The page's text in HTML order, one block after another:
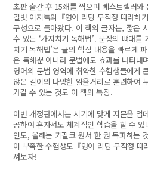
초판 출간 후 15쇄를 찍으며 베스트셀러와
길벗 이지톡의『영어 리딩 무작정 따라하
구성으로 돌아왔다. 이 책의 골자는, 짧은
수 있는 ‘가지치기 독해법’. 문장의 뼈대를
치기 독해법’은 글의 핵심 내용을 빠르게
은 독해뿐 아니라 문법에도 효과를 나타내
영어의 문법 영역에 취약한 수험생들에게
않은 길이의 다양한 읽을거리로 훈련하여
가갈 수 있는 것도 이 책의 특징.
이번 개정판에서는 시기에 맞게 지문을 업
공하여 혼자서도 체계적인 학습을 할 수
인도, 올해는 기필코 원서 한 권 독파하는
이 부족한 수험생도『영어 리딩 무작정 따
껴보자!